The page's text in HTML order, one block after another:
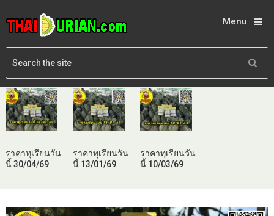
Menu
ราคาทุเรียนวัน
นี้ 30/04/69
ราคาทุเรียนวัน
นี้ 13/01/69
ราคาทุเรียนวัน
นี้ 10/03/69